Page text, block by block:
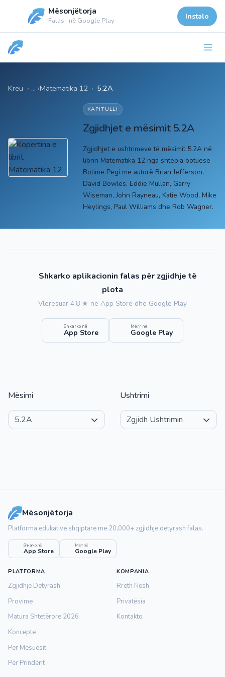
Mësonjëtorja
Falas · në Google Play Instalo
Kreu Matematika 12 › 5.2A
KAPITULLI
Zgjidhjet e mësimit 5.2A
Zgjidhjet e ushtrimeve të mësimit 5.2A në
librin Matematika 12 nga shtëpia botuese
Botime Pegi me autorë Brian Jefferson,
David Bowles, Eddie Mullan, Garry
Wiseman, John Rayneau, Katie Wood, Mike
Heylings, Paul Williams dhe Rob Wagner.
Shkarko aplikacionin falas për zgjidhje të
plota
Vlerësuar 4.8 ★ në App Store dhe Google Play
Shkarko në
App Store
Merr në
Google Play
Mësimi Ushtrimi
Mësonjëtorja
Platforma edukative shqiptare me 20,000+ zgjidhje detyrash falas.
Shkarko në
App Store
Merr në
Google Play
PLATFORMA
Zgjidhje Detyrash
Provime
Matura Shtetërore 2026
Koncepte
Për Mësuesit
Për Prindërit
KOMPANIA
Rreth Nesh
Privatësia
Kontakto